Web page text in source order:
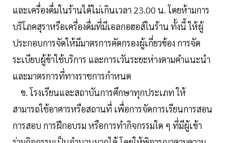
และเครื่องดื่มในร้านได้ไม่เกินเวลา 23.00 น. โดยห้ามการ
บริโภคสุราหรือเครื่องดื่มที่มีเอลกอฮอส์ในร้าน ทั้งนี้ ให้ผู้
ประกอบการจัดให้มีมาตรการคัดกรองผู้เกี่ยวข้อง การจัด
ระเบียบผู้ข้าใช้บริการ และการเวันระยะห่างตามคำแนะนำ
และมาตรการที่ทางราชการกำหนด
ข. โรงเรียนและสถาบันการศึกษาทุกประเภท ให้
สามารถใช้อาศารหรือสถานที่ เพื่อการจัดการเรียนการสอน
การสอบ การฝึกอบรม หรือการทำกิจกรรมใด ๆ ที่มีผู้เข้า